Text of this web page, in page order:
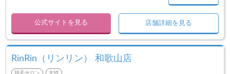
公式サイトを見る 店舗詳細を見る
RinRin（リンリン） 和歌山店